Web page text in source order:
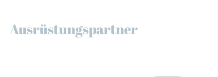
Ausrüstungspartner